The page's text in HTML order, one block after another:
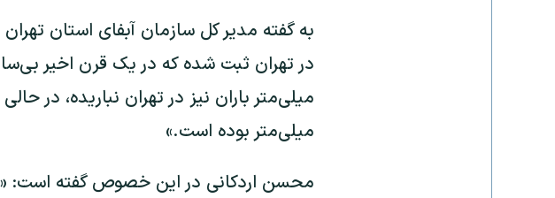
در تهران ثبت شده که در یک قرن اخیر
میلی‌متر بوده است.»
محسن اردکانی در این خصوص گفته است: